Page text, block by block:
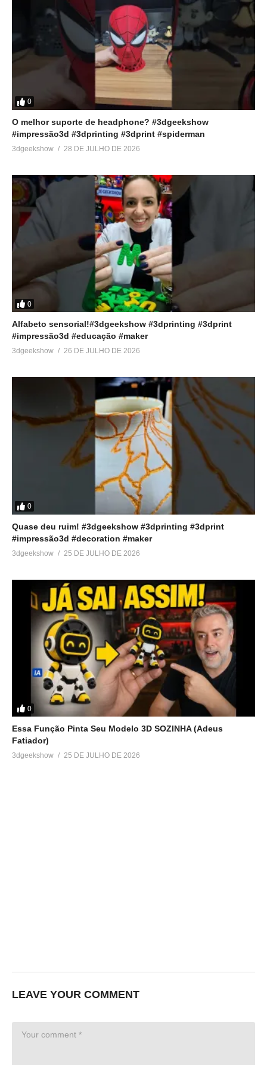
0
O melhor suporte de headphone? #3dgeekshow
#impressão3d #3dprinting #3dprint #spiderman
3dgeekshow 28 DE JULHO DE 2026
0
Alfabeto sensorial!#3dgeekshow #3dprinting #3dprint
#impressão3d #educação #maker
3dgeekshow 26 DE JULHO DE 2026
0
Quase deu ruim! #3dgeekshow #3dprinting #3dprint
#impressão3d #decoration #maker
3dgeekshow 25 DE JULHO DE 2026
0
Essa Função Pinta Seu Modelo 3D SOZINHA (Adeus
Fatiador)
3dgeekshow 25 DE JULHO DE 2026
LEAVE YOUR COMMENT